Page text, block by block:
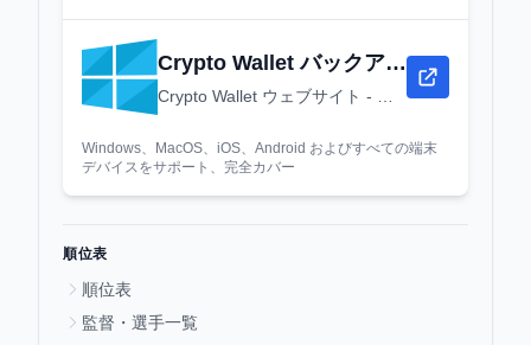
Crypto Wallet バックアップ URL
Windows、MacOS、iOS、Android およびすべての端末
デバイスをサポート、完全カバー
順位表
順位表
監督・選手一覧